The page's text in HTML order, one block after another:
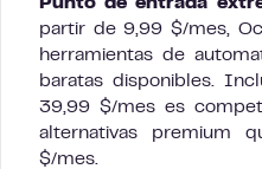
Punto de entrada
partir de 9,99 $/mes,
herramientas de
baratas disponibles.
39,99 $/mes es
alternativas premium
$/mes.